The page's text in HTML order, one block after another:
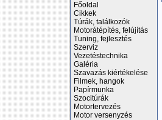
Főoldal
Cikkek
Túrák, találkozók
Motorátépítés, felújítás
Tuning, fejlesztés
Szerviz
Vezetéstechnika
Galéria
Szavazás kiértékelése
Filmek, hangok
Papírmunka
Szocitúrák
Motortervezés
Motor versenyzés